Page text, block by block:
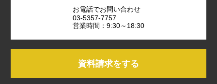
お電話でお問い合わせ
03-5357-7757
営業時間：9:30～18:30
資料請求をする